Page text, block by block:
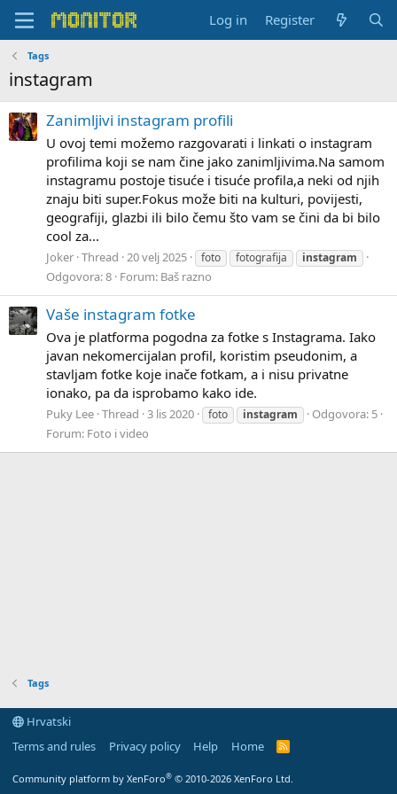
Log in Register
Tags
instagram
Zanimljivi instagram profili
U ovoj temi možemo razgovarati i linkati o instagram
profilima koji se nam čine jako zanimljivima.Na samom
instagramu postoje tisuće i tisuće profila,a neki od njih
znaju biti super.Fokus može biti na kulturi, povijesti,
geografiji, glazbi ili bilo čemu što vam se čini da bi bilo
cool za...
Joker Thread 20 velj 2025 foto fotografija instagram
Odgovora: 8 Forum: Baš razno
Vaše instagram fotke
Ova je platforma pogodna za fotke s Instagrama. Iako
javan nekomercijalan profil, koristim pseudonim, a
stavljam fotke koje inače fotkam, a i nisu privatne
ionako, pa da isprobamo kako ide.
Puky Lee Thread 3 lis 2020 foto instagram
Odgovora: 5
Forum: Foto i video
Tags
Hrvatski
Terms and rules
Privacy policy Help Home
R
Community platform by XenForo® © 2010-2026 XenForo Ltd.